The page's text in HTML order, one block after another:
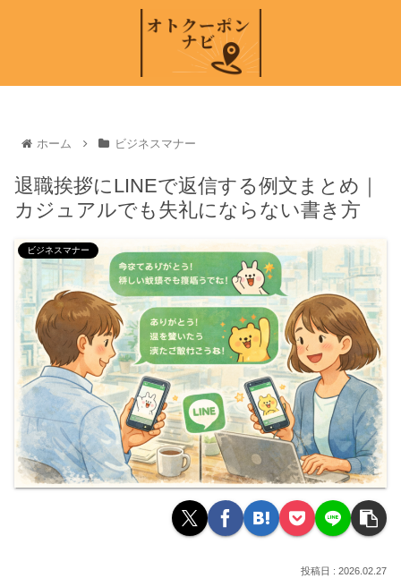
ホーム ビジネスマナー
退職挨拶にLINEで返信する例文まとめ｜
カジュアルでも失礼にならない書き方
ビジネスマナー
2026.02.27